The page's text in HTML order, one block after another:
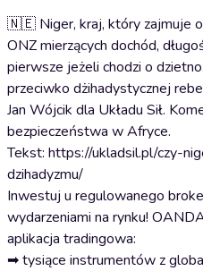
🇳🇪 Niger, kraj, który zajmuje
ONZ mierzących dochód,
pierwsze jeżeli chodzi o
przeciwko dżihadystycznej
Jan Wójcik dla Układu Sił.
bezpieczeństwa w Afryce.
Tekst: https://ukladsil.pl/czy-
dzihadyzmu/
Inwestuj u regulowanego
wydarzeniami na rynku!
aplikacja tradingowa:
➡ tysiące instrumentów z